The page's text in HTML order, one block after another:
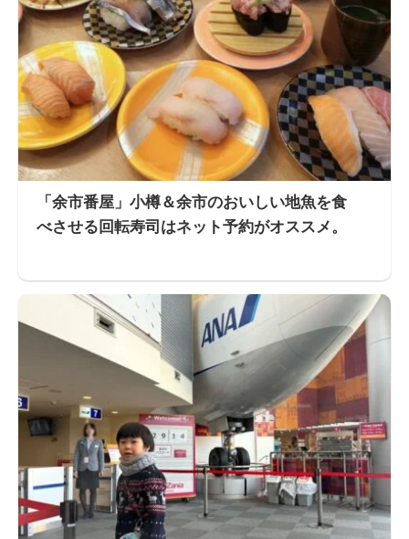
「余市番屋」小樽＆余市のおいしい地魚を食
べさせる回転寿司はネット予約がオススメ。